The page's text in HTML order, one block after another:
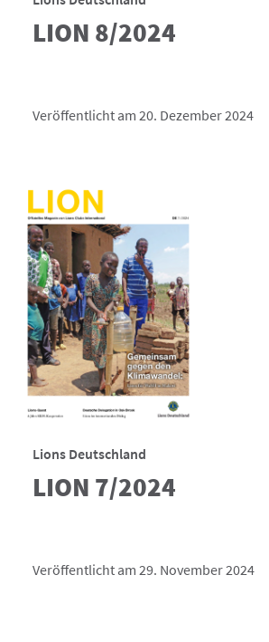
LION 8/2024
Veröffentlicht am 20. Dezember 2024
Lions Deutschland
LION 7/2024
Veröffentlicht am 29. November 2024